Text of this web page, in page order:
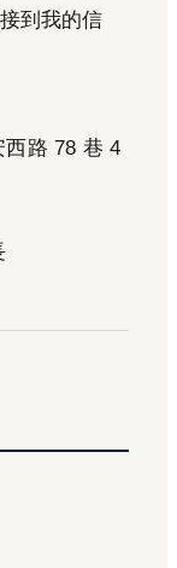
接到我的信
西路 78 巷 4